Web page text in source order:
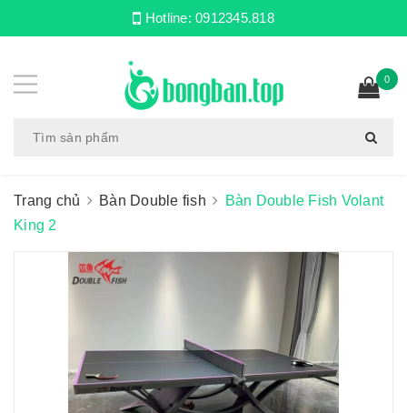
Hotline: 0912345.818
0
Trang chủ Bàn Double fish
Bàn Double Fish Volant
King 2